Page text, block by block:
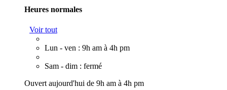
Heures normales
Voir tout
Lun - ven : 9h am à 4h pm
Sam - dim : fermé
Ouvert aujourd'hui de 9h am à 4h pm